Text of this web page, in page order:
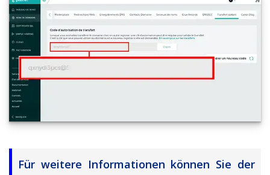
Für weitere Informationen können Sie der